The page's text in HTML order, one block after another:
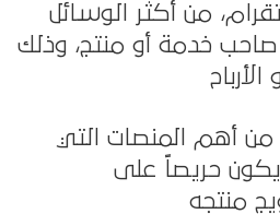
من أكثر الوسائل
خدمة أو منتج، وذلك
من أهم المنصات التي
حريصاً على